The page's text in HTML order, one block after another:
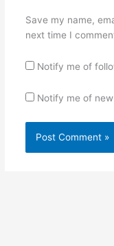
Save my name,
next time I
Notify me of
Notify me of